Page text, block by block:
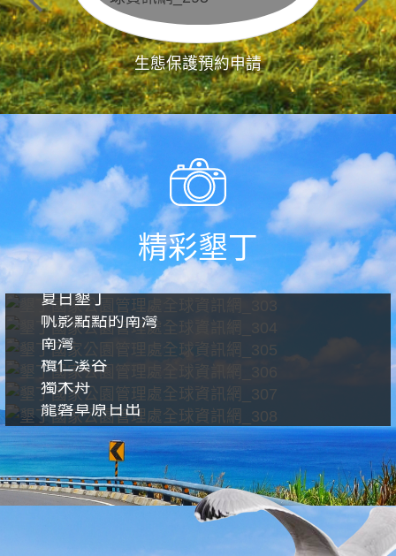
生態保護預約申請
精彩墾丁
夏日墾丁
帆影點點的南灣
南灣
欖仁溪谷
獨木舟
龍磐草原日出